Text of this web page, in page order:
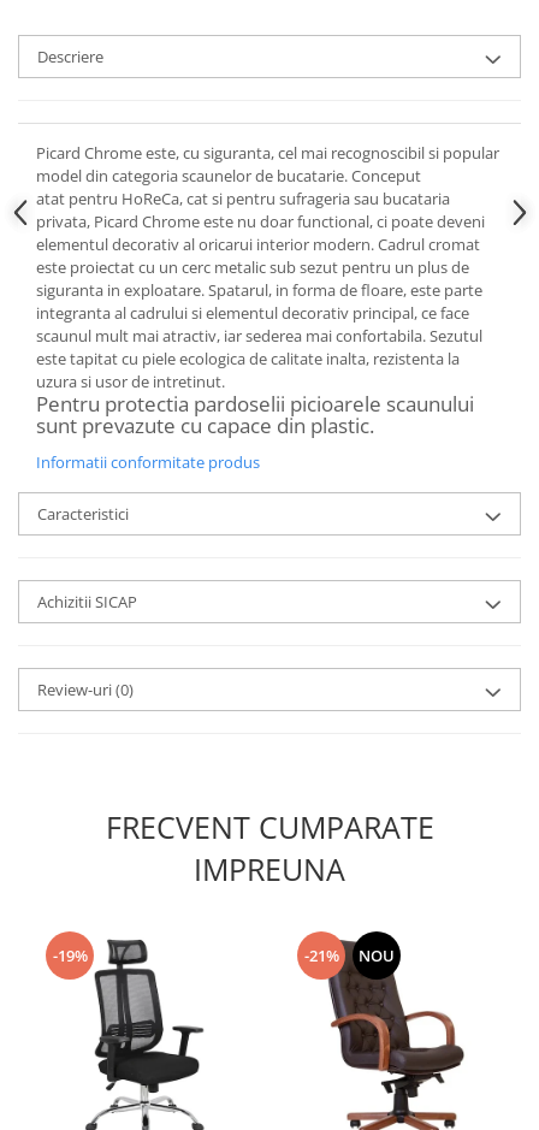
Descriere
Picard Chrome este, cu siguranta, cel mai recognoscibil si popular
model din categoria scaunelor de bucatarie. Conceput
atat pentru HoReCa, cat si pentru sufrageria sau bucataria
privata, Picard Chrome este nu doar functional, ci poate deveni
elementul decorativ al oricarui interior modern. Cadrul cromat
este proiectat cu un cerc metalic sub sezut pentru un plus de
siguranta in exploatare. Spatarul, in forma de floare, este parte
integranta al cadrului si elementul decorativ principal, ce face
scaunul mult mai atractiv, iar sederea mai confortabila. Sezutul
este tapitat cu piele ecologica de calitate inalta, rezistenta la
uzura si usor de intretinut.
Pentru protectia pardoselii picioarele scaunului
sunt prevazute cu capace din plastic.
Informatii conformitate produs
Caracteristici
Achizitii SICAP
Review-uri(0)
FRECVENT CUMPARATE
IMPREUNA
-19% -21% NOU